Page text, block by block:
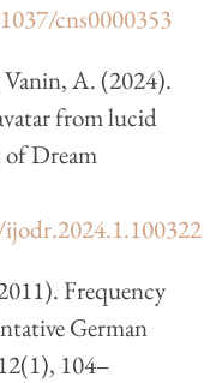
cns0000353
A. (2024).
from lucid
of Dream
Frequency
German
104–